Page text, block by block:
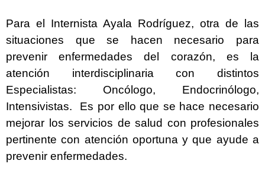
Para el Internista Ayala Rodríguez, otra de las
situaciones que se hacen necesario para
prevenir enfermedades del corazón, es la
atención interdisciplinaria con distintos
Especialistas: Oncólogo, Endocrinólogo,
Intensivistas. Es por ello que se hace necesario
mejorar los servicios de salud con profesionales
pertinente con atención oportuna y que ayude a
prevenir enfermedades.